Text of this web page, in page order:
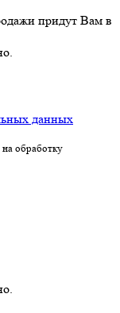
придут Вам в
данных
обработку